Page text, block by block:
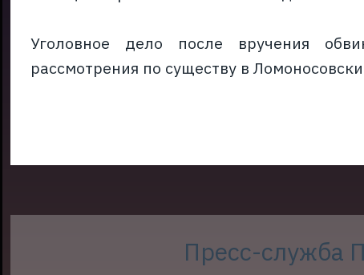
Уголовное дело после вручения
рассмотрения по существу в
Пресс-служба